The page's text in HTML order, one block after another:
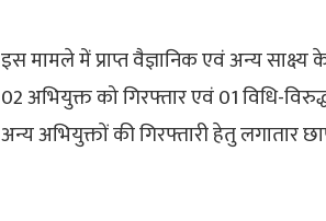
इस मामले में प्राप्त वैज्ञानिक एवं अन्य
02 अभियुक्त को गिरफ्तार एवं 01 विधि-
अन्य अभियुक्तों की गिरफ्तारी हेतु लगातार